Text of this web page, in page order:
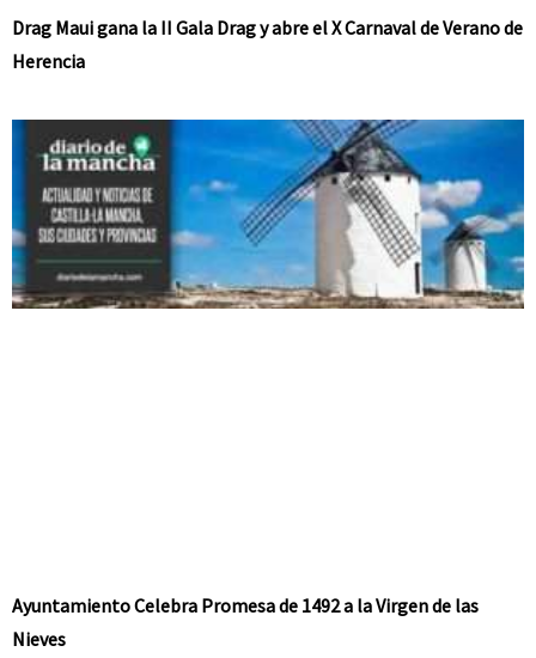
Drag Maui gana la II Gala Drag y abre el X Carnaval de Verano de
Herencia
Ayuntamiento Celebra Promesa de 1492 a la Virgen de las
Nieves